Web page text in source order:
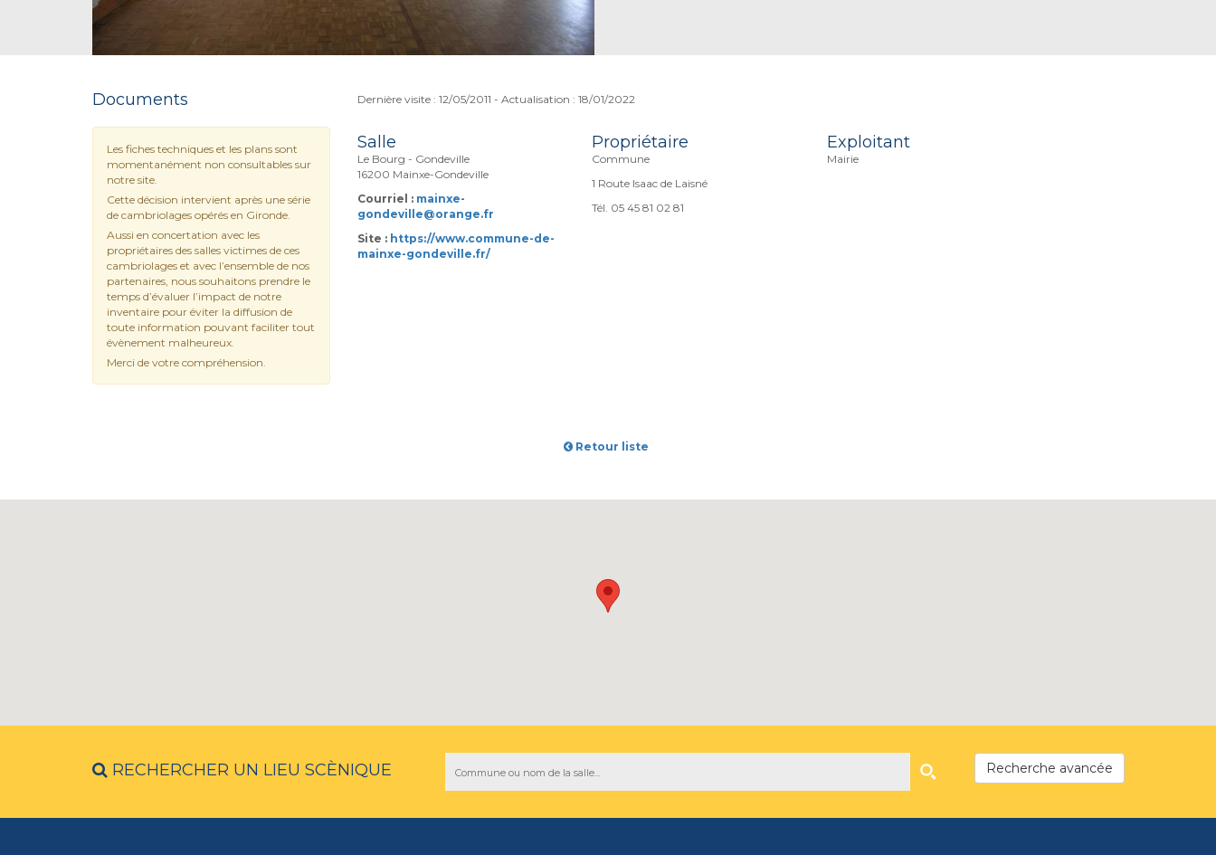
Documents
Les fiches techniques et les plans sont
momentanément non consultables sur
notre site.
Cette décision intervient après une série
de cambriolages opérés en Gironde.
Aussi en concertation avec les
propriétaires des salles victimes de ces
cambriolages et avec l’ensemble de nos
partenaires, nous souhaitons prendre le
temps d’évaluer l’impact de notre
inventaire pour éviter la diffusion de
toute information pouvant faciliter tout
évènement malheureux.
Merci de votre compréhension.
Dernière visite : 12/05/2011 - Actualisation : 18/01/2022
Salle
Le Bourg - Gondeville
16200 Mainxe-Gondeville
Courriel : mainxe-
gondeville@orange.fr
Site : https://www.commune-de-
mainxe-gondeville.fr/
Propriétaire
Commune
1 Route Isaac de Laisné
Tél. 05 45 81 02 81
Exploitant
Mairie
Retour liste
RECHERCHER UN LIEU SCÈNIQUE Recherche avancée